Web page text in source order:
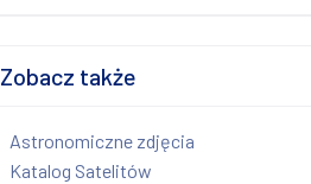
Zobacz także
Astronomiczne zdjęcia
Katalog Satelitów